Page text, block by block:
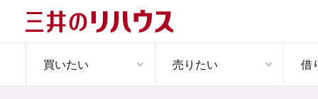
買いたい 売りたい 借